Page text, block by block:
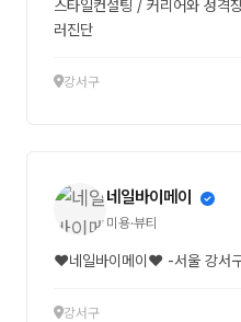
스타일컨설팅 / 커리어와 성격
러진단
강서구
네일바이메이
미용·뷰티
❤네일바이메이❤ -서울 강서
강서구